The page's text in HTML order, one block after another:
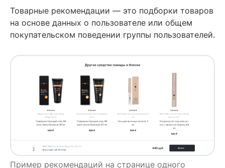
Товарные рекомендации — это подборки товаров
на основе данных о пользователе или общем
покупательском поведении группы пользователей.
Пример рекомендаций на странице одного